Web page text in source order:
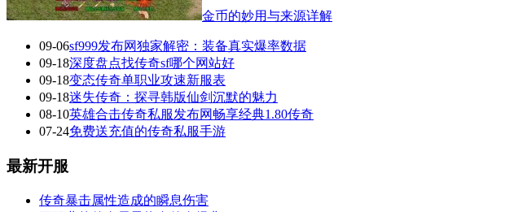
金币的妙用与来源详解
09-06sf999发布网独家解密：装备真实爆率数据
09-18深度盘点找传奇sf哪个网站好
09-18变态传奇单职业攻速新服表
09-18迷失传奇：探寻韩版仙剑沉默的魅力
08-10英雄合击传奇私服发布网畅享经典1.80传奇
07-24免费送充值的传奇私服手游
最新开服
传奇暴击属性造成的瞬息伤害